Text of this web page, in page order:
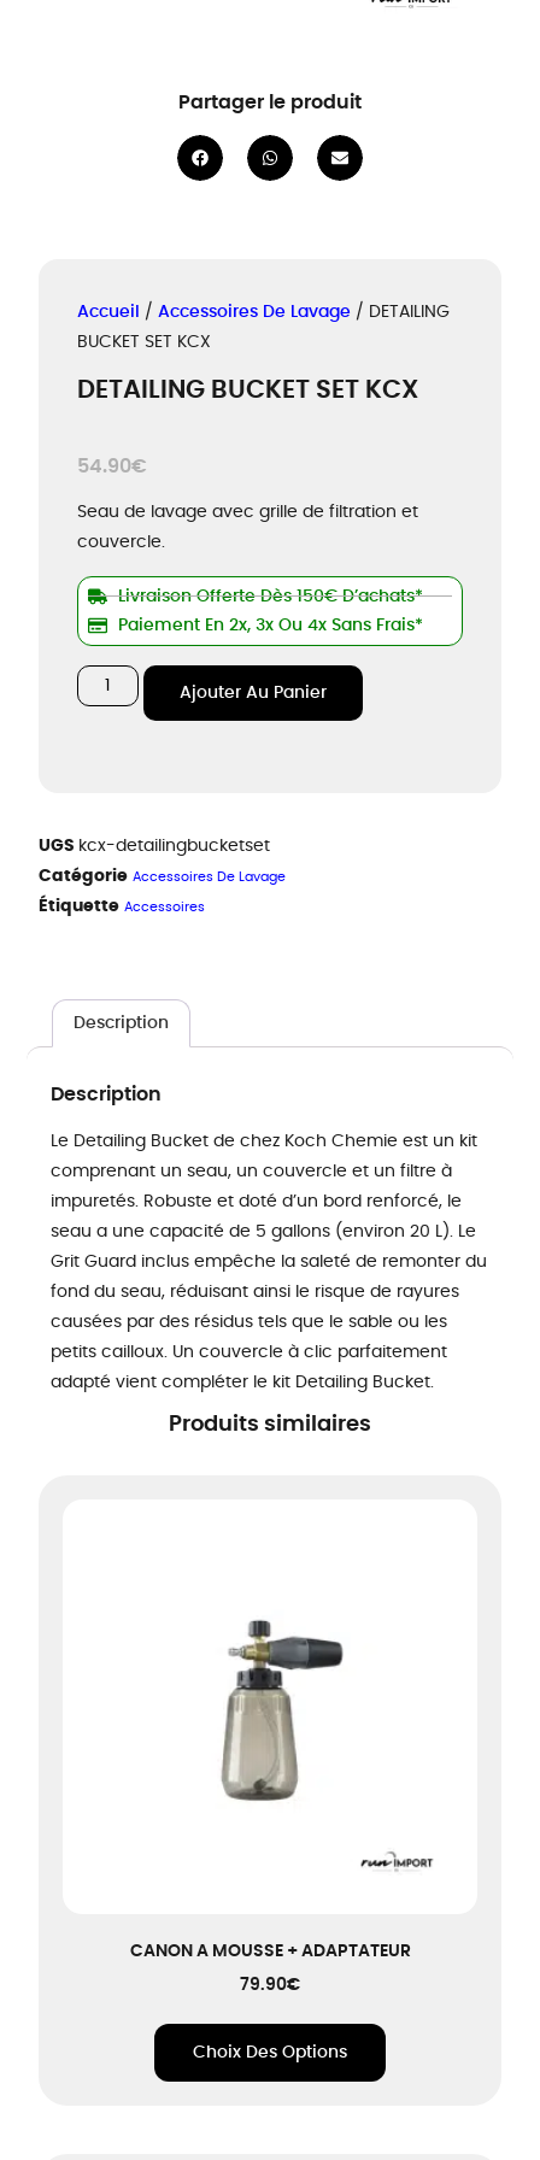
Partager le produit
Accueil / Accessoires De Lavage / DETAILING
BUCKET SET KCX
DETAILING BUCKET SET KCX
54.90€
Seau de lavage avec grille de filtration et
couvercle.
Livraison Offerte Dès 150€ D’achats*
Paiement En 2x, 3x Ou 4x Sans Frais*
Ajouter Au Panier
UGS kcx-detailingbucketset
Catégorie Accessoires De Lavage
Étiquette Accessoires
Description
Description
Le Detailing Bucket de chez Koch Chemie est un kit
comprenant un seau, un couvercle et un filtre à
impuretés. Robuste et doté d’un bord renforcé, le
seau a une capacité de 5 gallons (environ 20 L). Le
Grit Guard inclus empêche la saleté de remonter du
fond du seau, réduisant ainsi le risque de rayures
causées par des résidus tels que le sable ou les
petits cailloux. Un couvercle à clic parfaitement
adapté vient compléter le kit Detailing Bucket.
Produits similaires
CANON A MOUSSE + ADAPTATEUR
79.90€
Choix Des Options